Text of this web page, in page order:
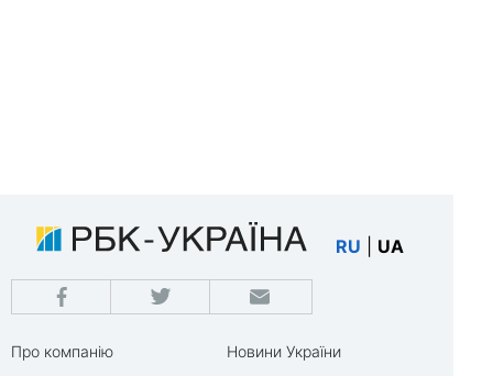
RU UA
Про компанію
Новини України